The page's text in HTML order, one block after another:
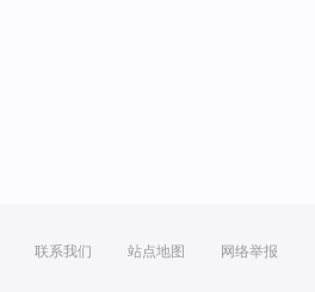
联系我们 站点地图 网络举报